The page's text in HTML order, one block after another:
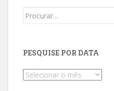
Search
PESQUISE POR DATA
Pesquise